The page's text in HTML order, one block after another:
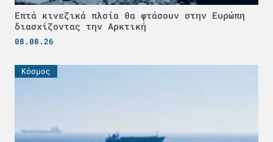
Επτά κινεζικά πλοία θα φτάσουν στην Ευρώπη
διασχίζοντας την Αρκτική
08.08.26
Κόσμος